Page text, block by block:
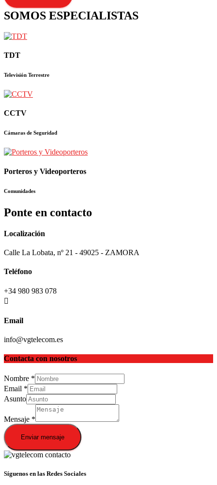
SOMOS ESPECIALISTAS
TDT
Televisión Terrestre
CCTV
Cámaras de Seguridad
Porteros y Videoporteros
Comunidades
Ponte en contacto
Localización
Calle La Lobata, nº 21 - 49025 - ZAMORA
Teléfono
+34 980 983 078
Email
info@vgtelecom.es
Contacta con nosotros
Nombre *
Email *
Asunto
Mensaje *
Enviar mensaje
Síguenos en las Redes Sociales